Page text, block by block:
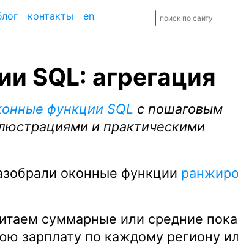
контакты en
SQL: агрегация
функции SQL с пошаговым
и практическими
оконные функции
суммарные или средние
зарплату по каждому региону